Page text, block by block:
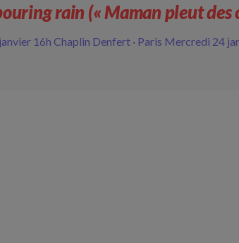
rain (« Maman pleut des
16h Chaplin Denfert · Paris Mercredi 24